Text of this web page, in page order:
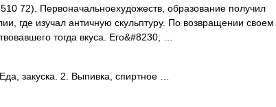
72). Первоначальноехудожеств, образование получил
где изучал античную скульптуру. По возвращении своем
тогда вкуса. Его&#8230; …
закуска. 2. Выпивка, спиртное …